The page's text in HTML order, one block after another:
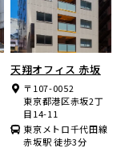
天翔オフィス 赤坂
〒107-0052
東京都港区赤坂2丁
目14-11
東京メトロ千代田線
赤坂駅 徒歩3分